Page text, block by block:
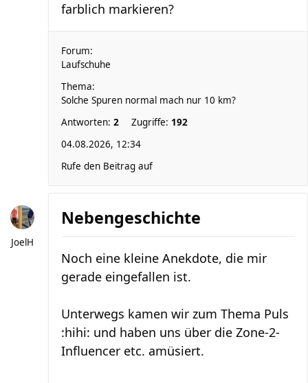
farblich markieren?
Forum:
Laufschuhe
Thema:
Solche Spuren normal mach nur 10 km?
Antworten: 2 Zugriffe: 192
04.08.2026, 12:34
Rufe den Beitrag auf
JoelH
Nebengeschichte
Noch eine kleine Anekdote, die mir
gerade eingefallen ist.
Unterwegs kamen wir zum Thema Puls
:hihi: und haben uns über die Zone-2-
Influencer etc. amüsiert.